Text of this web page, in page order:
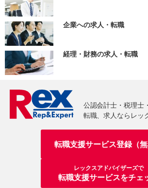
企業への求人・転職
経理・財務の求人・転職
転職支援サービス登録（無
レックスアドバイザーズで
転職支援サービスをチェ